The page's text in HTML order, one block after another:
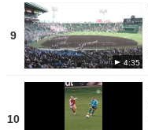
9
4:35
10